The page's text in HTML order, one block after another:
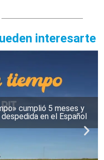
interesarte
cumplió 5 meses y
en el Español